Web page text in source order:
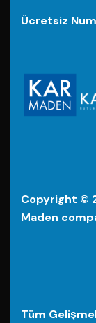
Ücretsiz
Copyright ©
Maden
Tüm